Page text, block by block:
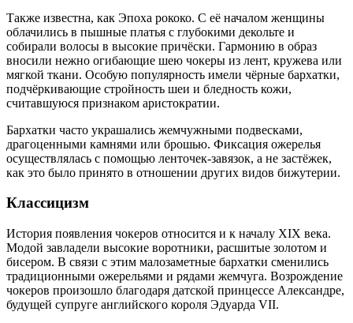
Также известна, как Эпоха рококо. С её началом женщины
облачились в пышные платья с глубокими декольте и
собирали волосы в высокие причёски. Гармонию в образ
вносили нежно огибающие шею чокеры из лент, кружева или
мягкой ткани. Особую популярность имели чёрные бархатки,
подчёркивающие стройность шеи и бледность кожи,
считавшуюся признаком аристократии.
Бархатки часто украшались жемчужными подвесками,
драгоценными камнями или брошью. Фиксация ожерелья
осуществлялась с помощью ленточек-завязок, а не застёжек,
как это было принято в отношении других видов бижутерии.
Классицизм
История появления чокеров относится и к началу XIX века.
Модой завладели высокие воротники, расшитые золотом и
бисером. В связи с этим малозаметные бархатки сменились
традиционными ожерельями и рядами жемчуга. Возрождение
чокеров произошло благодаря датской принцессе Александре,
будущей супруге английского короля Эдуарда VII.